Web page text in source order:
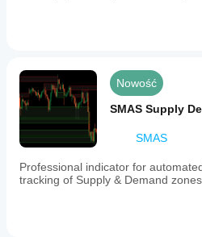
Nowość
SMAS Supply
SMAS
Professional indicator for
tracking of Supply & Demand